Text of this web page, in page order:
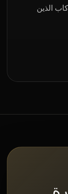
الذين